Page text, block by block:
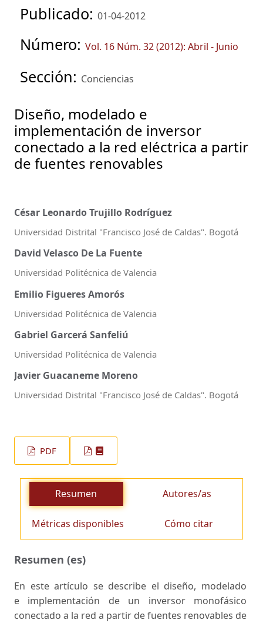
Publicado: 01-04-2012
Número: Vol. 16 Núm. 32 (2012): Abril - Junio
Sección: Conciencias
Diseño, modelado e
implementación de inversor
conectado a la red eléctrica a partir
de fuentes renovables
César Leonardo Trujillo Rodríguez
Universidad Distrital "Francisco José de Caldas". Bogotá
David Velasco De La Fuente
Universidad Politécnica de Valencia
Emilio Figueres Amorós
Universidad Politécnica de Valencia
Gabriel Garcerá Sanfeliú
Universidad Politécnica de Valencia
Javier Guacaneme Moreno
Universidad Distrital "Francisco José de Caldas". Bogotá
PDF
Resumen Autores/as
Métricas disponibles Cómo citar
Resumen (es)
En este artículo se describe el diseño, modelado
e implementación de un inversor monofásico
conectado a la red a partir de fuentes renovables de